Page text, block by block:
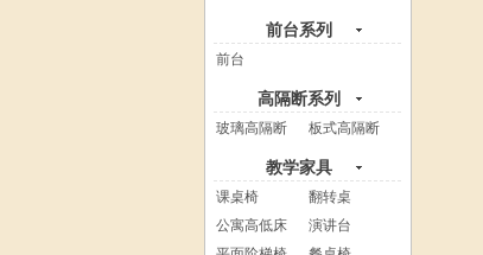
前台系列
前台
高隔断系列
玻璃高隔断 板式高隔断
教学家具
课桌椅
翻转桌
公寓高低床
演讲台